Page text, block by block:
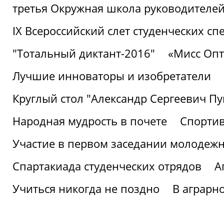
третья Окружная школа
IХ Всероссийский слет студенческих
"Тотальный диктант-2016"
«Мисс
Лучшие инноваторы и изобретатели
Круглый стол "Александр Сергеевич
Народная мудрость в почете
Участие в первом заседании
Спартакиада студенческих отрядов
Учиться никогда не поздно
В